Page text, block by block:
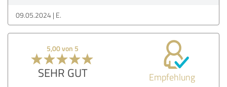
09.05.2024 E.
5,00 von 5
SEHR GUT Empfehlung